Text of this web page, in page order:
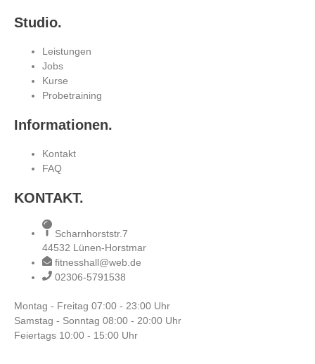
Studio.
Leistungen
Jobs
Kurse
Probetraining
Informationen.
Kontakt
FAQ
KONTAKT.
Scharnhorststr.7
44532 Lünen-Horstmar
fitnesshall@web.de
02306-5791538
Montag - Freitag 07:00 - 23:00 Uhr
Samstag - Sonntag 08:00 - 20:00 Uhr
Feiertags 10:00 - 15:00 Uhr